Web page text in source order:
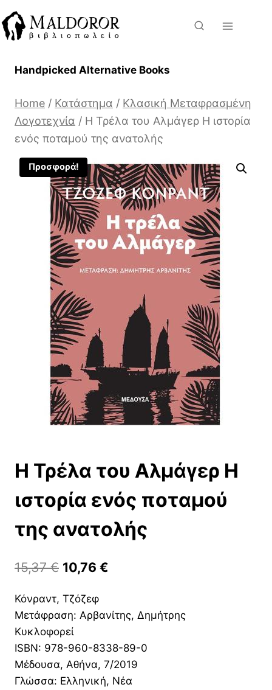
to
content
Handpicked Alternative Books
Home / Κατάστημα / Κλασική Μεταφρασμένη
Λογοτεχνία / H Τρέλα του Αλμάγερ Η ιστορία
ενός ποταμού της ανατολής
Προσφορά!
H Τρέλα του Αλμάγερ Η
ιστορία ενός ποταμού
της ανατολής
15,37€ Original
was:
15,37 €.
10,76 €
τιμή
10,76 €.
Κόνραντ, Τζόζεφ
Μετάφραση: Αρβανίτης, Δημήτρης
Κυκλοφορεί
ISBN: 978-960-8338-89-0
Μέδουσα, Αθήνα, 7/2019
Γλώσσα: Ελληνική, Νέα